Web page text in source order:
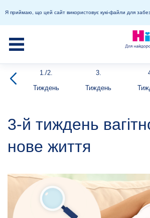
Я приймаю, що цей сайт використовує кукі-файли для
1./2.
Тиждень
3.
Тиждень
3-й тиждень
нове життя